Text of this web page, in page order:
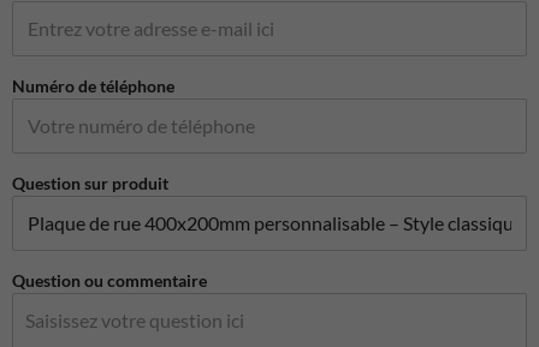
Numéro de téléphone
Question sur produit
Question ou commentaire